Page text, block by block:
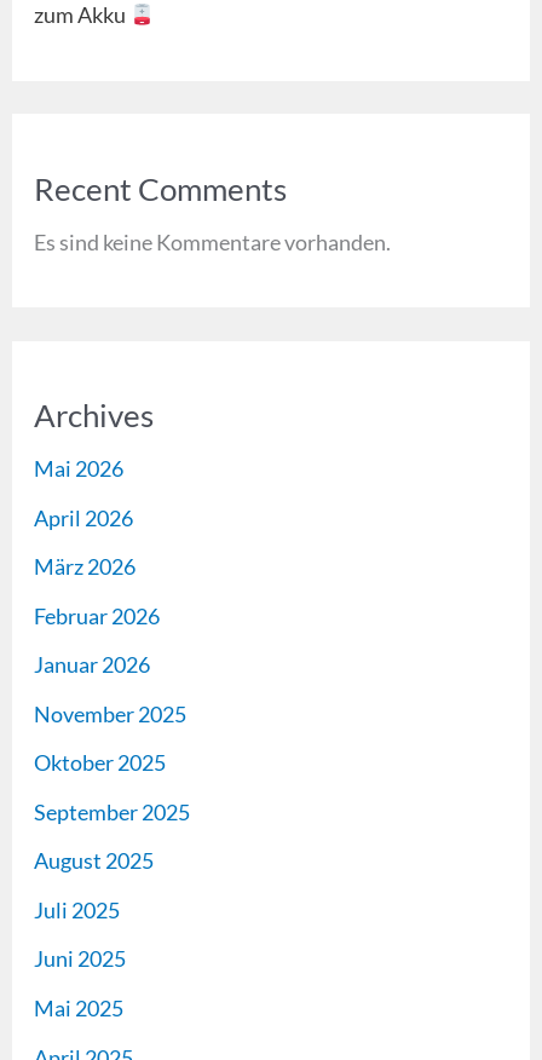
zum Akku
Recent Comments
Es sind keine Kommentare vorhanden.
Archives
Mai 2026
April 2026
März 2026
Februar 2026
Januar 2026
November 2025
Oktober 2025
September 2025
August 2025
Juli 2025
Juni 2025
Mai 2025